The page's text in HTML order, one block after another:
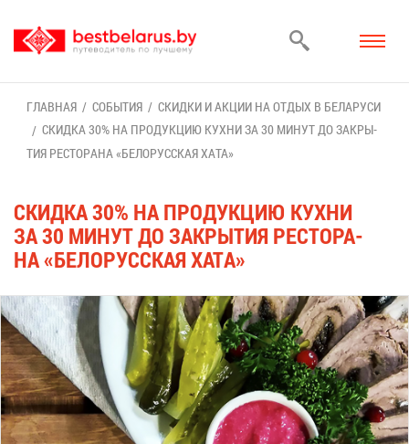
ГЛАВ­НАЯ СО­БЫ­ТИЯ
СКИД­КИ И АК­ЦИИ НА ОТ­ДЫХ В БЕ­ЛА­РУ­СИ
СКИД­КА 30% НА ПРО­ДУК­ЦИЮ КУХ­НИ ЗА 30 МИ­НУТ ДО ЗА­КРЫ­
ТИЯ РЕ­СТО­РА­НА «БЕ­ЛО­РУС­СКАЯ ХА­ТА»
СКИД­КА 30% НА ПРО­ДУК­ЦИЮ КУХ­НИ
ЗА 30 МИ­НУТ ДО ЗА­КРЫ­ТИЯ РЕ­СТО­РА­
НА «БЕ­ЛО­РУС­СКАЯ ХА­ТА»